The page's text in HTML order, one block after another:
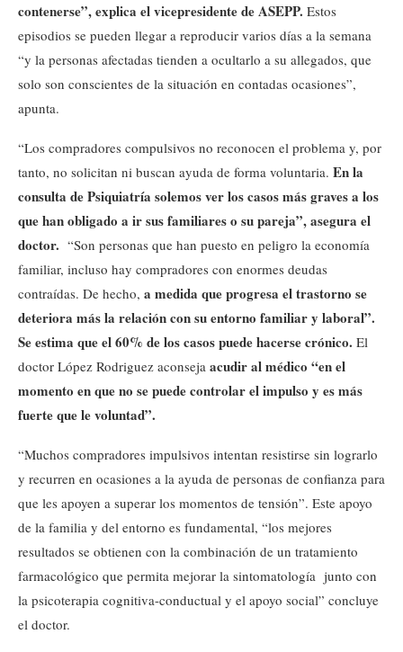
contenerse”, explica el vicepresidente de ASEPP. Estos
episodios se pueden llegar a reproducir varios días a la semana
“y la personas afectadas tienden a ocultarlo a su allegados, que
solo son conscientes de la situación en contadas ocasiones”,
apunta.
“Los compradores compulsivos no reconocen el problema y, por
tanto, no solicitan ni buscan ayuda de forma voluntaria. En la
consulta de Psiquiatría solemos ver los casos más graves a los
que han obligado a ir sus familiares o su pareja”, asegura el
doctor. “Son personas que han puesto en peligro la economía
familiar, incluso hay compradores con enormes deudas
contraídas. De hecho, a medida que progresa el trastorno se
deteriora más la relación con su entorno familiar y laboral”.
Se estima que el 60% de los casos puede hacerse crónico. El
doctor López Rodriguez aconseja acudir al médico “en el
momento en que no se puede controlar el impulso y es más
fuerte que le voluntad”.
“Muchos compradores impulsivos intentan resistirse sin lograrlo
y recurren en ocasiones a la ayuda de personas de confianza para
que les apoyen a superar los momentos de tensión”. Este apoyo
de la familia y del entorno es fundamental, “los mejores
resultados se obtienen con la combinación de un tratamiento
farmacológico que permita mejorar la sintomatología junto con
la psicoterapia cognitiva-conductual y el apoyo social” concluye
el doctor.